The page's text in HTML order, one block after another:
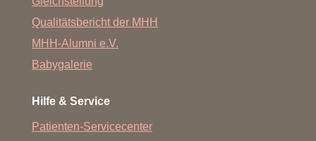
Qualitätsbericht der MHH
MHH-Alumni e.V.
Babygalerie
Hilfe & Service
Patienten-Servicecenter